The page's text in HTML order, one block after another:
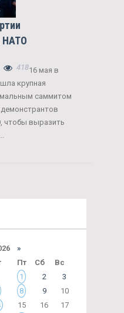
НАТО
41816 мая в
крупная
саммитом
чтобы выразить
»
Пт Сб
Вс
1
2
3
8 9
10
15 16 17